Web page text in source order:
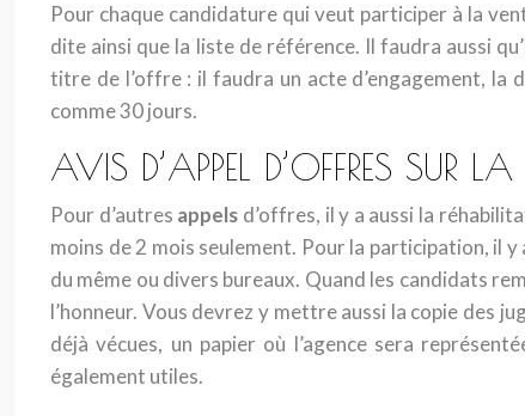
Pour chaque candidature qui veut participer à la
dite ainsi que la liste de référence. Il faudra aussi
titre de l’offre : il faudra un acte d’engagement, la
comme 30 jours.
AVIS D’APPEL D’OFFRES SUR
Pour d’autres appels d’offres, il y a aussi la
moins de 2 mois seulement. Pour la participation, il
du même ou divers bureaux. Quand les candidats
l’honneur. Vous devrez y mettre aussi la copie des
déjà vécues, un papier où l’agence sera
également utiles.